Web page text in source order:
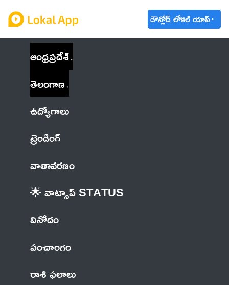
డౌన్లోడ్ లోకల్ యాప్
ఆంధ్రప్రదేశ్
తెలంగాణ
ఉద్యోగాలు
ట్రెండింగ్
వాతావరణం
🌟 వాట్సాప్ STATUS
వినోదం
పంచాంగం
రాశి ఫలాలు